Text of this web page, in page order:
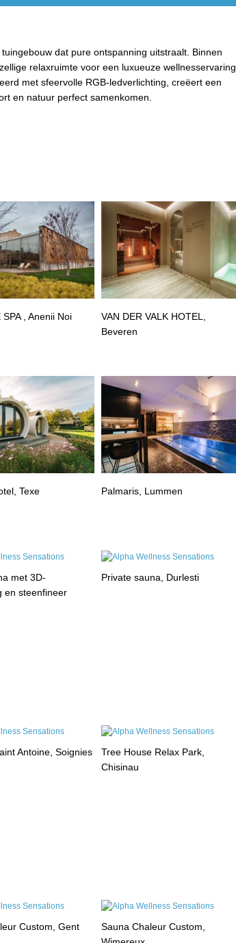
dat pure ontspanning uitstraalt. Binnen
relaxruimte voor een luxueuze wellnesservaring.
met sfeervolle RGB-ledverlichting, creëert een
en natuur perfect samenkomen.
, Anenii Noi
VAN DER VALK HOTEL,
Beveren
Texe Palmaris, Lummen
met 3D-
en steenfineer
Private sauna, Durlesti
Antoine, Soignies
Tree House Relax Park,
Chisinau
Custom, Gent
Sauna Chaleur Custom,